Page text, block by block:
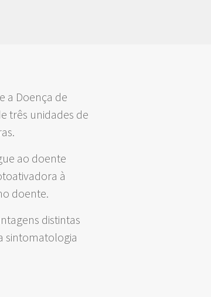
a Doença de
três unidades de
ao doente
à
doente.
distintas
sintomatologia